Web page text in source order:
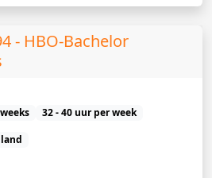
- HBO-Bachelor
32 - 40 uur per week